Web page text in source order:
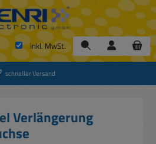
inkl. MwSt.
schneller Versand
Verlängerung